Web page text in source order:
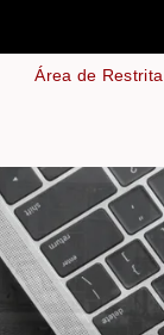
Área de Restrita